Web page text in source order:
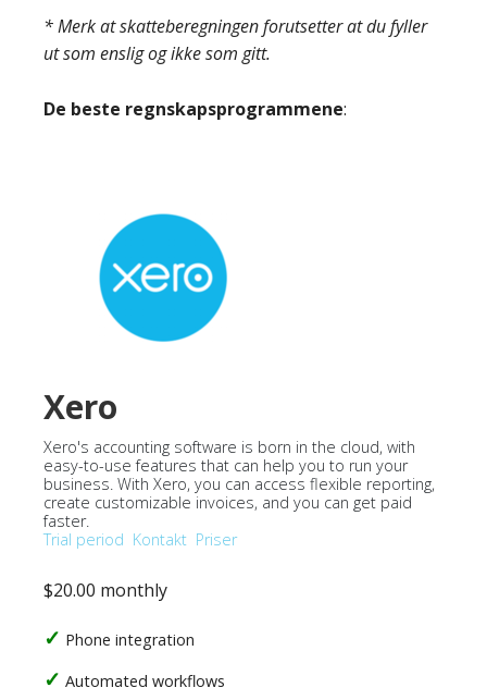
* Merk at skatteberegningen forutsetter at du fyller
ut som enslig og ikke som gitt.
De beste regnskapsprogrammene:
Xero
Xero's accounting software is born in the cloud, with
easy-to-use features that can help you to run your
business. With Xero, you can access flexible reporting,
create customizable invoices, and you can get paid
faster.
Trial period Kontakt Priser
$20.00 monthly
Phone integration
Automated workflows